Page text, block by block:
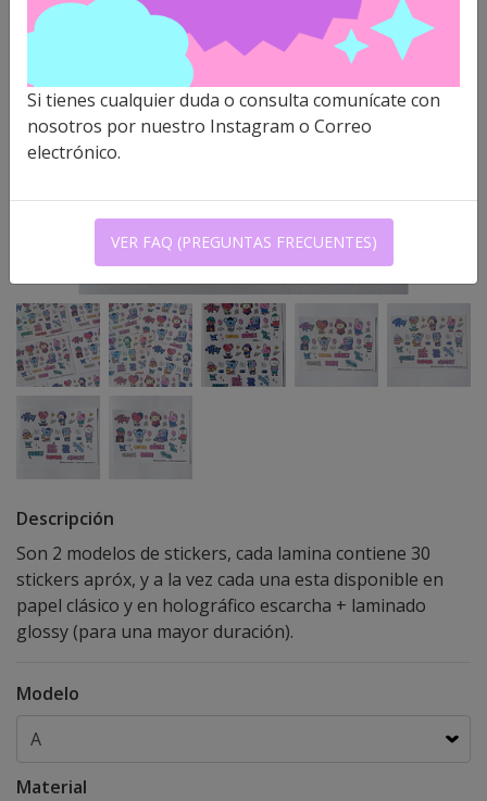
Descripción
Son 2 modelos de stickers, cada lamina contiene 30
stickers apróx, y a la vez cada una esta disponible en
papel clásico y en holográfico escarcha + laminado
glossy (para una mayor duración).
Modelo
Material
Si tienes cualquier duda o consulta comunícate con
nosotros por nuestro Instagram o Correo
electrónico.
VER FAQ (PREGUNTAS FRECUENTES)